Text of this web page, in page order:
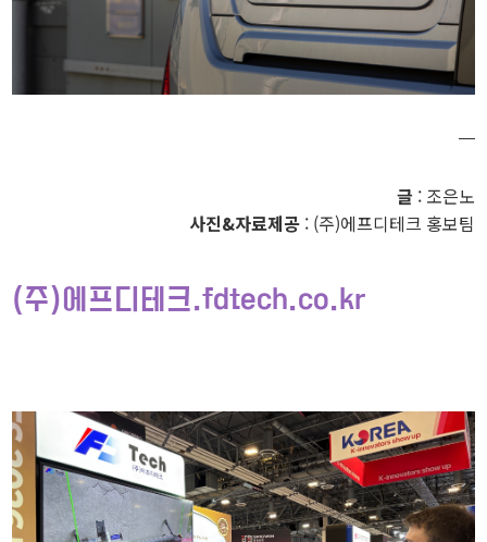
글 : 조은노
사진&자료제공: (주)에프디테크 홍보팀
(주)에프디테크.fdtech.co.kr